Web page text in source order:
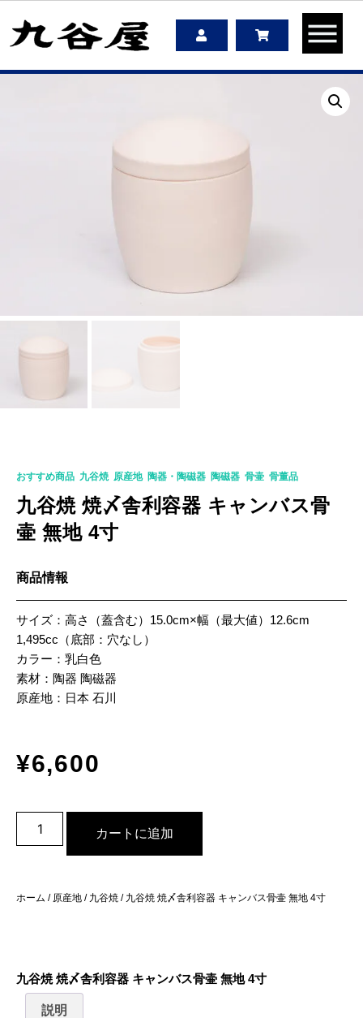
おすすめ商品 九谷焼, 原産地, 陶器・陶磁器 陶磁器 骨壷 骨董品
九谷焼 焼〆舎利容器 キャンバス骨
壷 無地 4寸
商品情報
サイズ：高さ（蓋含む）15.0cm×幅（最大値）12.6cm
1,495cc（底部：穴なし）
カラー：乳白色
素材：陶器 陶磁器
原産地：日本 石川
¥6,600
カートに追加
ホーム / 原産地 / 九谷焼 / 九谷焼 焼〆舎利容器 キャンバス骨壷 無地 4寸
九谷焼 焼〆舎利容器 キャンバス骨壷 無地 4寸
説明